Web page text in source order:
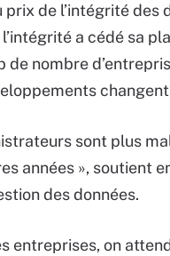
prix de l’intégrité
a cédé sa
de nombre
sont plus
années », soutient
des données.
entreprises, on